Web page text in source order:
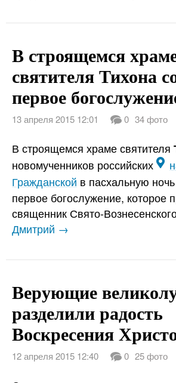
В строящемся
святителя Тихона
первое
13 апреля 2015 12:01 0 34 фото
В строящемся храме святителя
новомученников российских
Гражданской в пасхальную
первое богослужение, которое
священник Свято-
Дмитрий →
Верующие
разделили радость
Воскресения
12 апреля 2015 12:40 0 25 фото